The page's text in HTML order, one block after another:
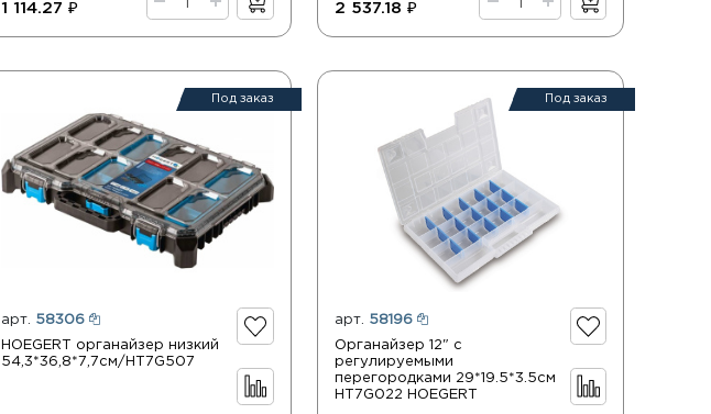
1 114.27 ₽ 2 537.18 ₽
Под заказ
арт. 58306
HOEGERT органайзер низкий
54,3*36,8*7,7см/HT7G507
Под заказ
арт.
58196
Органайзер 12" с
регулируемыми
перегородками 29*19.5*3.5см
HT7G022 HOEGERT